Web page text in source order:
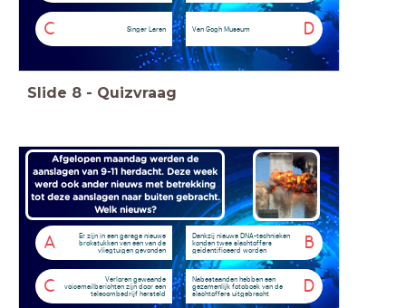
C Singer Laren D
Van Gogh Museum
Slide 8 - Quizvraag
Afgelopen maandag werden de
aanslagen van 9-11 herdacht. Deze week
werd ook ander nieuws met betrekking
tot deze aanslagen naar buiten gebracht.
Welk nieuws?
A
Er zijn in een garage nieuwe
brokstukken van een van de
vliegtuigen gevonden
B
Dankzij nieuwe DNA-technieken
konden twee slachtoffers
geïdentificeerd worden
C
Verloren gewaande
voicemailberichten zijn door een
telecombedrijf hersteld
D
Nabestaanden hebben een
gezamenlijk fotoboek van de
slachtoffers uitgebracht